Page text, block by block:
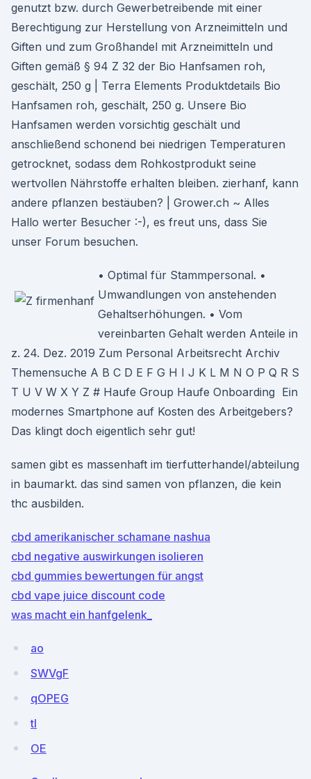
genutzt bzw. durch Gewerbetreibende mit einer
Berechtigung zur Herstellung von Arzneimitteln und
Giften und zum Großhandel mit Arzneimitteln und
Giften gemäß § 94 Z 32 der Bio Hanfsamen roh,
geschält, 250 g | Terra Elements Produktdetails Bio
Hanfsamen roh, geschält, 250 g. Unsere Bio
Hanfsamen werden vorsichtig geschält und
anschließend schonend bei niedrigen Temperaturen
getrocknet, sodass dem Rohkostprodukt seine
wertvollen Nährstoffe erhalten bleiben. zierhanf, kann
andere pflanzen bestäuben? | Grower.ch ~ Alles
Hallo werter Besucher :-), es freut uns, dass Sie
unser Forum besuchen.
• Optimal für Stammpersonal. •
Umwandlungen von anstehenden
Gehaltserhöhungen. • Vom
vereinbarten Gehalt werden Anteile in
z. 24. Dez. 2019 Zum Personal Arbeitsrecht Archiv
Themensuche A B C D E F G H I J K L M N O P Q R S
T U V W X Y Z # Haufe Group Haufe Onboarding Ein
modernes Smartphone auf Kosten des Arbeitgebers?
Das klingt doch eigentlich sehr gut!
samen gibt es massenhaft im tierfutterhandel/abteilung
in baumarkt. das sind samen von pflanzen, die kein
thc ausbilden.
cbd amerikanischer schamane nashua
cbd negative auswirkungen isolieren
cbd gummies bewertungen für angst
cbd vape juice discount code
was macht ein hanfgelenk_
ao
SWVgF
qOPEG
tl
OE